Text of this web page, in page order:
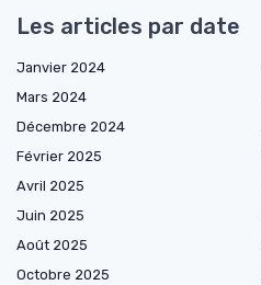
Les articles par date
Janvier 2024
Mars 2024
Décembre 2024
Février 2025
Avril 2025
Juin 2025
Août 2025
Octobre 2025